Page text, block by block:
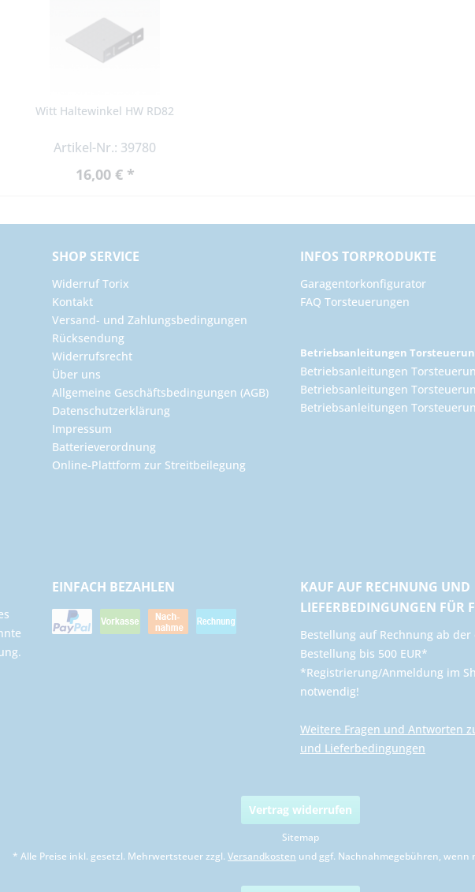
Witt Haltewinkel HW RD82
Artikel-Nr.: 39780
16,00 € *
SHOP SERVICE
Widerruf Torix
Kontakt
Versand- und Zahlungsbedingungen
Rücksendung
Widerrufsrecht
Über uns
Allgemeine Geschäftsbedingungen (AGB)
Datenschutzerklärung
Impressum
Batterieverordnung
Online-Plattform zur Streitbeilegung
INFOS TORPRODUKTE
Garagentorkonfigurator
FAQ Torsteuerungen
Betriebsanleitungen
Betriebsanleitungen
Betriebsanleitungen
Betriebsanleitungen
EINFACH BEZAHLEN
KAUF AUF RECHNUNG UND
LIEFERBEDINGUNGEN FÜR
​Bestellung auf Rechnung ab der
Bestellung bis 500 EUR*
*Registrierung/Anmeldung im
notwendig!
Weitere Fragen und Antworten
und Lieferbedingungen
Vertrag widerrufen
Sitemap
* Alle Preise inkl. gesetzl. Mehrwertsteuer zzgl. Versandkosten und ggf. Nachnahmegebühren, wenn